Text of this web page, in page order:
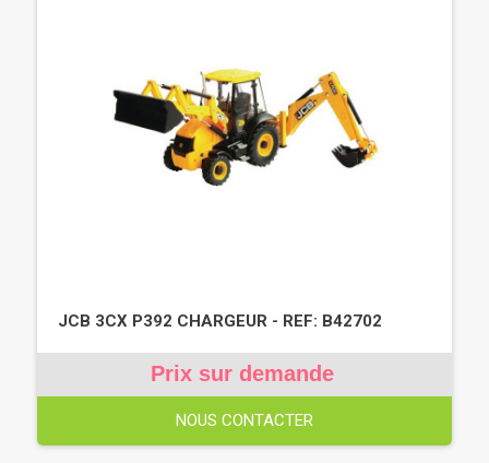
JCB 3CX P392 CHARGEUR - REF: B42702
Prix sur demande
NOUS CONTACTER